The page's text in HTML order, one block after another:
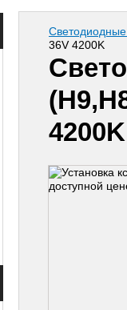
36V 4200K
4200K